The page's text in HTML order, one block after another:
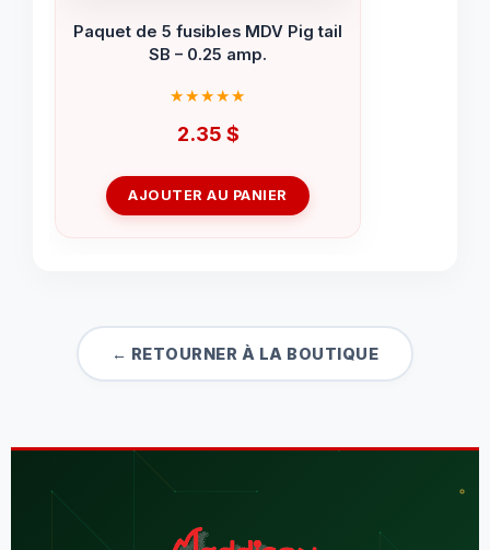
Paquet de 5 fusibles MDV Pig tail
SB – 0.25 amp.
2.35 $
AJOUTER AU PANIER
← RETOURNER À LA BOUTIQUE